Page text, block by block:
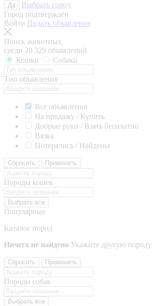
Да
Выбрать город
Город подтверждён
Войти Подать объявление
Поиск животных
среди 20 329 объявлений
Кошки
Собаки
Тип объявления
Все объявления
На продажу / Купить
Добрые руки / Взять бесплатно
Вязка
Потерялись / Найдены
Сбросить Применить
Породы кошек
Выбрать все
Популярные
Каталог пород
Ничего не найдено Укажите другую породу
Сбросить Применить
Породы собак
Выбрать все